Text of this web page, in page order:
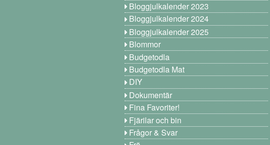
Bloggjulkalender 2023
Bloggjulkalender 2024
Bloggjulkalender 2025
Blommor
Budgetodla
Budgetodla Mat
DIY
Dokumentär
Fina Favoriter!
Fjärilar och bin
Frågor & Svar